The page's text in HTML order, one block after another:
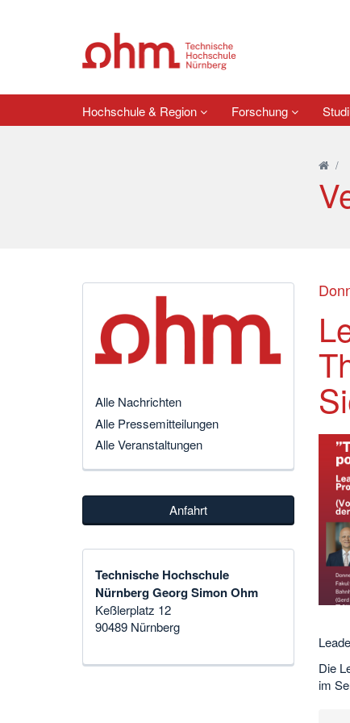
Hochschule & Region Forschung
/
Die
im
Alle Nachrichten
Alle Pressemitteilungen
Alle Veranstaltungen
Anfahrt
Technische Hochschule
Nürnberg Georg Simon Ohm
Keßlerplatz 12
90489 Nürnberg